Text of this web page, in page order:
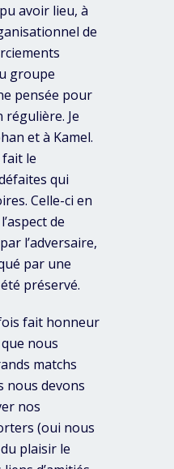
avoir lieu, à
de
groupe
pensée pour
régulière. Je
et à Kamel.
le
qui
Celle-ci en
de
l’adversaire,
par une
préservé.
fait honneur
nous
matchs
nous devons
nos
(oui nous
plaisir le